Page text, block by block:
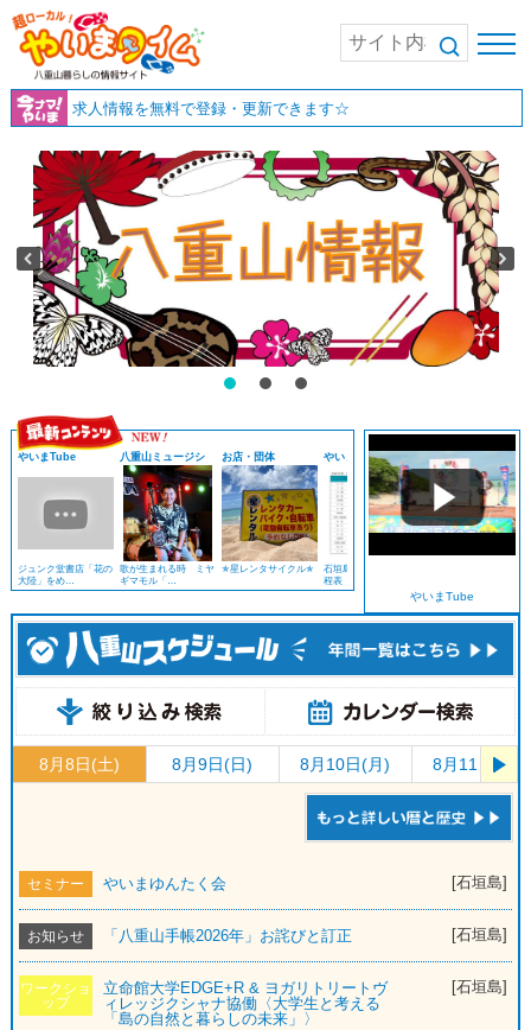
求人情報を無料で登録・更新できます☆
やいまTube
ジュンク堂書店「花の
大陸」をめ…
八重山ミュージシ
歌が生まれる時 ミヤ
ギマモル「…
お店・団体
✯星レンタサイクル✯
やいまニュース
石垣島 豊年祭2025日
程表
お店・団体
やいまTube
8月8日(土) 8月9日(日) 8月10日(月) 8月11日(火)
セミナー やいまゆんたく会 [石垣島]
お知らせ 「八重山手帳2026年」お詫びと訂正 [石垣島]
ワークショ
ップ
立命館大学EDGE+R & ヨガリトリートヴ
ィレッジクシャナ協働〈大学生と考える
「島の自然と暮らしの未来」〉
[石垣島]